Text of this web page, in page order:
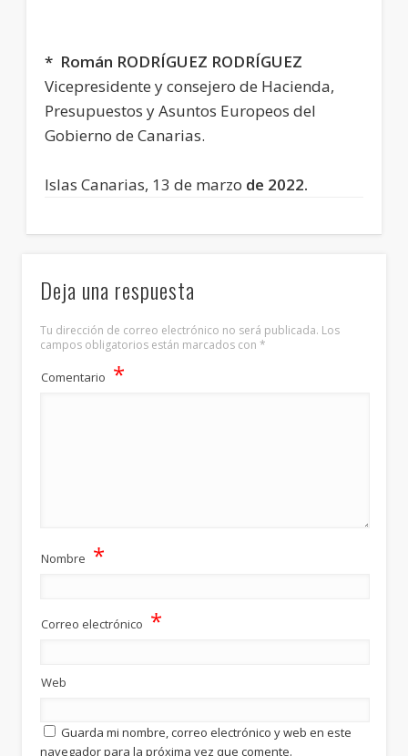
* Román RODRÍGUEZ RODRÍGUEZ
Vicepresidente y consejero de Hacienda,
Presupuestos y Asuntos Europeos del
Gobierno de Canarias.
Islas Canarias, 13 de marzo de 2022.
Deja una respuesta
Tu dirección de correo electrónico no será publicada. Los
campos obligatorios están marcados con*
Comentario *
Nombre *
Correo electrónico *
Web
Guarda mi nombre, correo electrónico y web en este
navegador para la próxima vez que comente.